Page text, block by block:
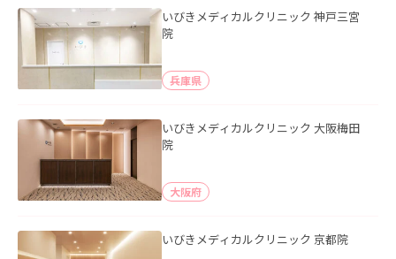
いびきメディカルクリニック 神戸三宮
院
兵庫県
いびきメディカルクリニック 大阪梅田
院
大阪府
いびきメディカルクリニック 京都院